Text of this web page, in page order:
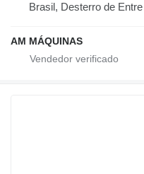
Brasil, Desterro de
AM MÁQUINAS